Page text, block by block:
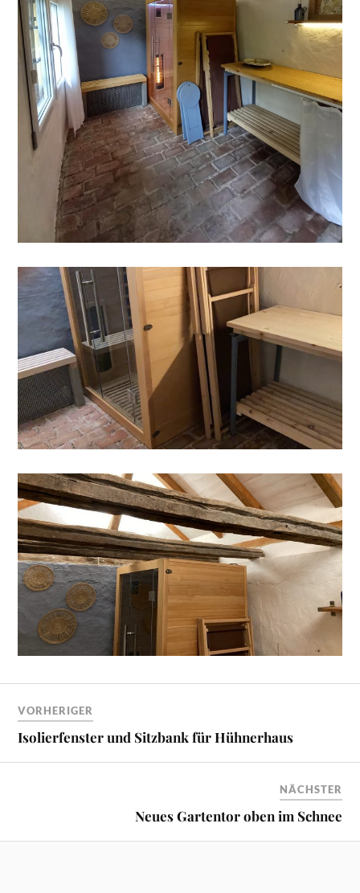
VORHERIGER
Isolierfenster und Sitzbank für Hühnerhaus
NÄCHSTER
Neues Gartentor oben im Schnee